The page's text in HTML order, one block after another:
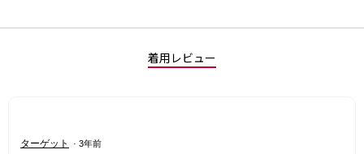
着用レビュー
5
ターゲット · 3年前